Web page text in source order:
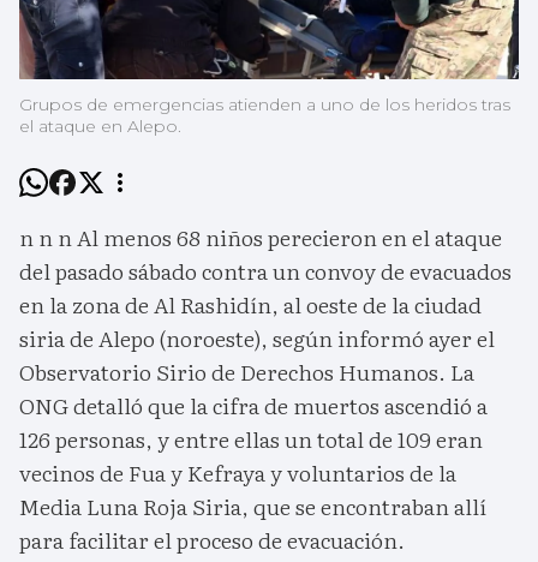
Grupos de emergencias atienden a uno de los heridos tras
el ataque en Alepo.
n n n Al menos 68 niños perecieron en el ataque
del pasado sábado contra un convoy de evacuados
en la zona de Al Rashidín, al oeste de la ciudad
siria de Alepo (noroeste), según informó ayer el
Observatorio Sirio de Derechos Humanos. La
ONG detalló que la cifra de muertos ascendió a
126 personas, y entre ellas un total de 109 eran
vecinos de Fua y Kefraya y voluntarios de la
Media Luna Roja Siria, que se encontraban allí
para facilitar el proceso de evacuación.